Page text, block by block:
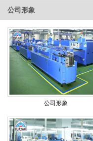
公司形象
公司形象